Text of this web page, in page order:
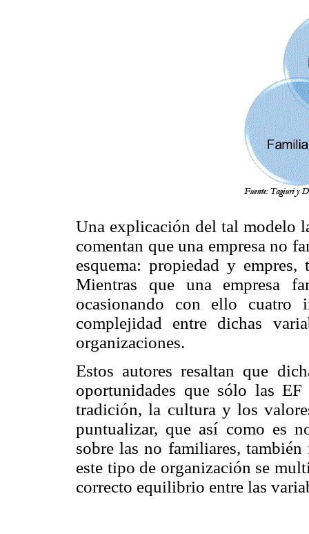
Una explicación del tal modelo
comentan que una empresa no
esquema: propiedad y
Mientras que una empresa
ocasionando con ello cuatro
complejidad entre dichas
organizaciones.
Estos autores resaltan que
oportunidades que sólo las
tradición, la cultura y los
puntualizar, que así como es
sobre las no familiares,
este tipo de organización se
correcto equilibrio entre las